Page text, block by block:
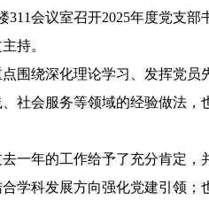
311会议室召开2025年度党支
持。
围绕深化理论学习、发挥党
社会服务等领域的经验做法
一年的工作给予了充分肯定
学科发展方向强化党建引领